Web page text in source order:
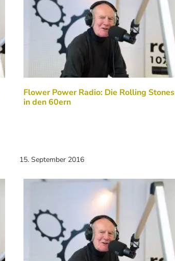
Flower Power Radio: Die Rolling Stones
in den 60ern
15. September 2016